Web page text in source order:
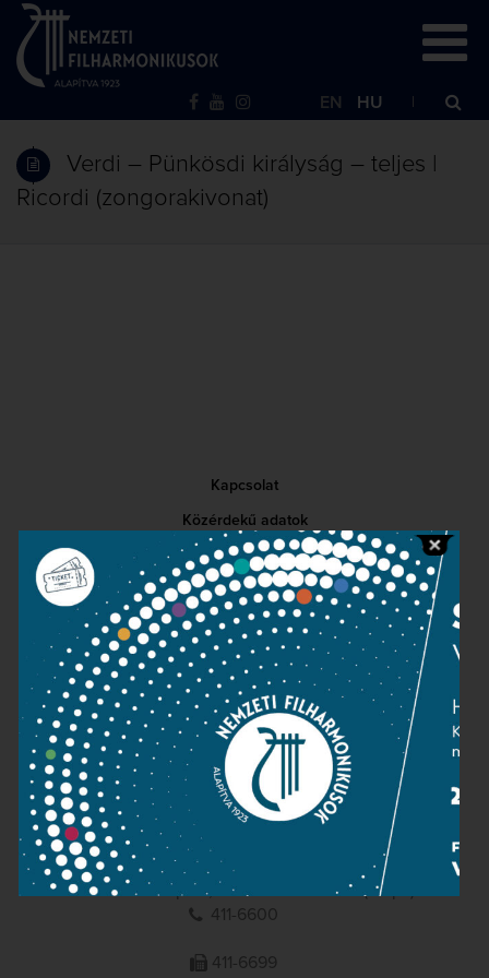
EN HU
Verdi – Pünkösdi királyság – teljes |
Ricordi (zongorakivonat)
Kapcsolat
Közérdekű adatok
Sajtószoba
Adatvédelem
Impresszum
NEMZETI
FILHARMONIKUSOK
1095 Budapest, Komor Marcell u. 1. (Müpa)
411-6600
411-6699